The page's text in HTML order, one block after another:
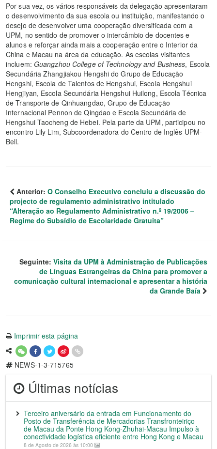
Por sua vez, os vários responsáveis da delegação apresentaram
o desenvolvimento da sua escola ou instituição, manifestando o
desejo de desenvolver uma cooperação diversificada com a
UPM, no sentido de promover o intercâmbio de docentes e
alunos e reforçar ainda mais a cooperação entre o Interior da
China e Macau na área da educação. As escolas visitantes
incluem: Guangzhou College of Technology and Business, Escola
Secundária Zhangjiakou Hengshi do Grupo de Educação
Hengshi, Escola de Talentos de Hengshui, Escola Hengshui
Hengjiyan, Escola Secundária Hengshui Huilong, Escola Técnica
de Transporte de Qinhuangdao, Grupo de Educação
Internacional Pennon de Qingdao e Escola Secundária de
Hengshui Taocheng de Hebei. Pela parte da UPM, participou no
encontro Lily Lim, Subcoordenadora do Centro de Inglês UPM-
Bell.
Anterior: O Conselho Executivo concluiu a discussão do
projecto de regulamento administrativo intitulado
“Alteração ao Regulamento Administrativo n.º 19/2006 –
Regime do Subsídio de Escolaridade Gratuita”
Seguinte: Visita da UPM à Administração de Publicações
de Línguas Estrangeiras da China para promover a
comunicação cultural internacional e apresentar a história
da Grande Baía
Imprimir esta página
NEWS-1-3-715765
Últimas notícias
Terceiro aniversário da entrada em Funcionamento do
Posto de Transferência de Mercadorias Transfronteiriço
de Macau da Ponte Hong Kong-Zhuhai-Macau Impulso à
conectividade logística eficiente entre Hong Kong e Macau
8 de Agosto de 2026 às 10:00